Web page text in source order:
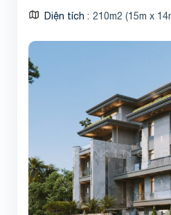
Diện tích 210m2 (15m x